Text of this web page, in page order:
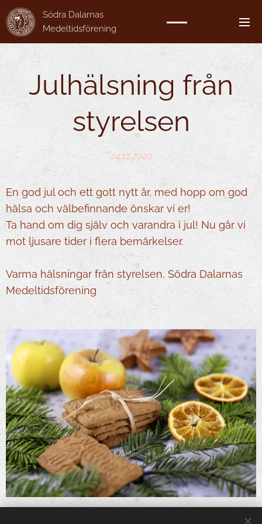
Södra Dalarnas
Medeltidsförening
Julhälsning från
styrelsen
24.12.2020
En god jul och ett gott nytt år, med hopp om god
hälsa och välbefinnande önskar vi er!
Ta hand om dig själv och varandra i jul! Nu går vi
mot ljusare tider i flera bemärkelser.
Varma hälsningar från styrelsen, Södra Dalarnas
Medeltidsförening